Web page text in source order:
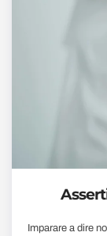
Imparare a dire